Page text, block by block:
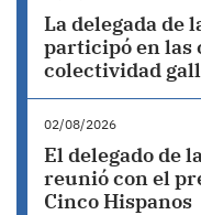
La delegada de
participó en las
colectividad
02/08/2026
El delegado de
reunió con el
Cinco Hispanos